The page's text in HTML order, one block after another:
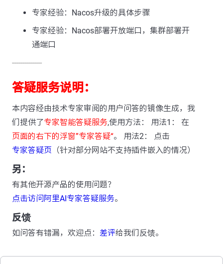
专家经验：Nacos升级的具体步骤
专家经验：Nacos部署开放端口，集群部署开
通端口
---------------
答疑服务说明：
本内容经由技术专家审阅的用户问答的镜像生成，我
们提供了专家智能答疑服务,使用方法： 用法1： 在
页面的右下的浮窗”专家答疑“。 用法2： 点击
专家答疑页 （针对部分网站不支持插件嵌入的情况）
另：
有其他开源产品的使用问题？
点击访问阿里AI专家答疑服务。
反馈
如问答有错漏，欢迎点： 差评给我们反馈。